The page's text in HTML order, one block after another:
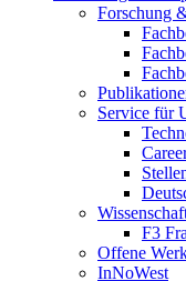
Forschung
Service für
F3
Offene
InNoWest